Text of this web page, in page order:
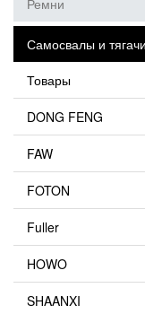
Ремни
Самосвалы и тягачи
Товары
DONG FENG
FAW
FOTON
Fuller
HOWO
SHAANXI